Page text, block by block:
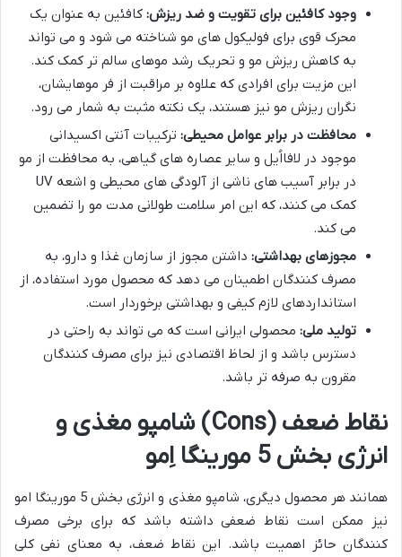
وجود کافئین برای تقویت و ضد ریزش: کافئین به عنوان یک
محرک قوی برای فولیکول های مو شناخته می شود و می تواند
به کاهش ریزش مو و تحریک رشد موهای سالم تر کمک کند.
این مزیت برای افرادی که علاوه بر مراقبت از فر موهایشان،
نگران ریزش مو نیز هستند، یک نکته مثبت به شمار می رود.
محافظت در برابر عوامل محیطی: ترکیبات آنتی اکسیدانی
موجود در لافااُیل و سایر عصاره های گیاهی، به محافظت از مو
در برابر آسیب های ناشی از آلودگی های محیطی و اشعه UV
کمک می کنند، که این امر سلامت طولانی مدت مو را تضمین
می کند.
مجوزهای بهداشتی: داشتن مجوز از سازمان غذا و دارو، به
مصرف کنندگان اطمینان می دهد که محصول مورد استفاده، از
استانداردهای لازم کیفی و بهداشتی برخوردار است.
تولید ملی: محصولی ایرانی است که می تواند به راحتی در
دسترس باشد و از لحاظ اقتصادی نیز برای مصرف کنندگان
مقرون به صرفه تر باشد.
نقاط ضعف (Cons) شامپو مغذی و
انرژی بخش 5 مورینگا اِمو
همانند هر محصول دیگری، شامپو مغذی و انرژی بخش 5 مورینگا امو
نیز ممکن است نقاط ضعفی داشته باشد که برای برخی مصرف
کنندگان حائز اهمیت باشد. این نقاط ضعف، به معنای نفی کلی